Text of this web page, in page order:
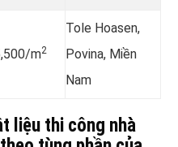
m2
Tole Hoasen,
Povina, Miền
Nam
liệu thi công nhà